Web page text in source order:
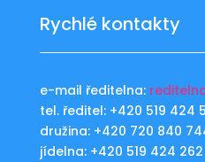
Rychlé kontakty
e-mail ředitelna:
tel. ředitel: +420 519 424
družina: +420 720 840
jídelna: +420 519 424 262